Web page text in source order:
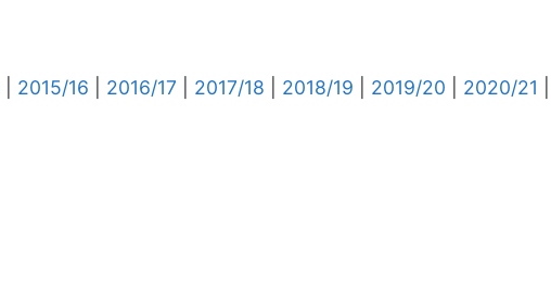
2015/16 2016/17 2017/18 2018/19 2019/20 2020/21